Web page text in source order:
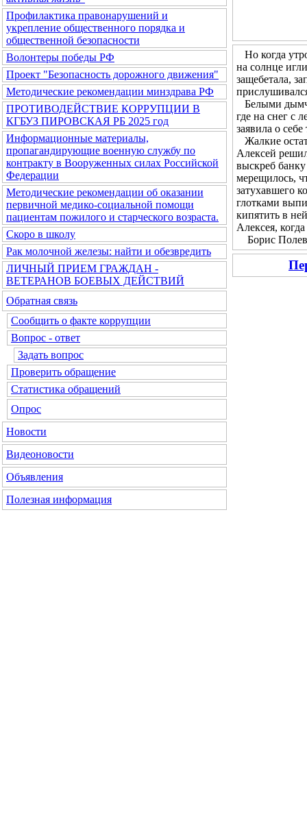
Профилактика правонарушений и
укрепление общественного порядка и
общественной безопасности
Волонтеры победы РФ
Проект "Безопасность дорожного движения"
Методические рекомендации минздрава РФ
ПРОТИВОДЕЙСТВИЕ КОРРУПЦИИ В
КГБУЗ ПИРОВСКАЯ РБ 2025 год
Информационные материалы,
пропагандирующие военную службу по
контракту в Вооруженных силах Российской
Федерации
Методические рекомендации об оказании
первичной медико-социальной помощи
пациентам пожилого и старческого возраста.
Скоро в школу
Рак молочной железы: найти и обезвредить
ЛИЧНЫЙ ПРИЕМ ГРАЖДАН -
ВЕТЕРАНОВ БОЕВЫХ ДЕЙСТВИЙ
Обратная связь
Сообщить о факте коррупции
Вопрос - ответ
Задать вопрос
Проверить обращение
Статистика обращений
Опрос
Новости
Видеоновости
Объявления
Полезная информация
Но когда
на солнце
защебетала,
Белыми
где на снег с
заявила о
Жалкие
Алексей
выскреб
мерещилось,
затухавшего
глотками
кипятить в
Алексея,
Борис